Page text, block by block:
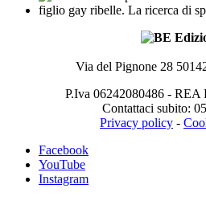
Via del Pignone 28
P.Iva 06242080486 - REA
Contattaci subito:
Privacy policy -
Facebook
YouTube
Instagram